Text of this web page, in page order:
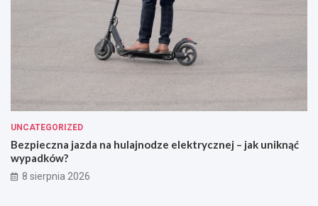
UNCATEGORIZED
Bezpieczna jazda na hulajnodze elektrycznej – jak uniknąć
wypadków?
8 sierpnia 2026